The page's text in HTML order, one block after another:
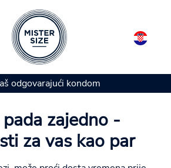
Dostupan u 7 veličina kondoma
zajedno -
za vas kao par